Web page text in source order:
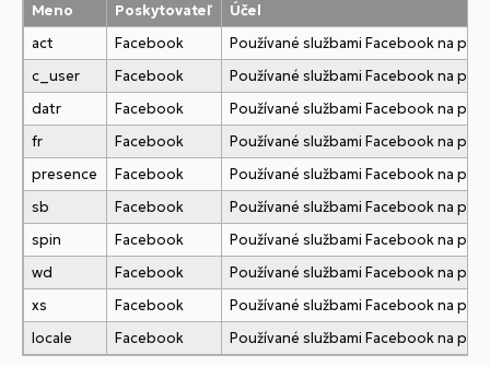
Meno Poskytovateľ
Účel
act
Facebook
Používané službami Facebook na
c_user
Facebook
Používané službami Facebook na
datr
Facebook
Používané službami Facebook na
fr
Facebook
Používané službami Facebook na
presence
Facebook
Používané službami Facebook na
sb
Facebook
Používané službami Facebook na
spin
Facebook
Používané službami Facebook na
wd
Facebook
Používané službami Facebook na
xs
Facebook
Používané službami Facebook na
locale
Facebook Používané službami Facebook na